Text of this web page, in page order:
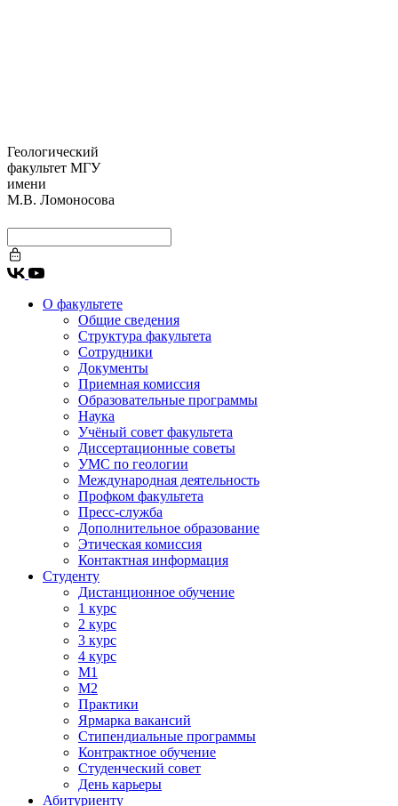
Геологический
факультет МГУ
имени
М.В. Ломоносова
О факультете
Общие сведения
Структура факультета
Сотрудники
Документы
Приемная комиссия
Образовательные программы
Наука
Учёный совет факультета
Диссертационные советы
УМС по геологии
Международная деятельность
Профком факультета
Пресс-служба
Дополнительное образование
Этическая комиссия
Контактная информация
Студенту
Дистанционное обучение
1 курс
2 курс
3 курс
4 курс
М1
М2
Практики
Ярмарка вакансий
Стипендиальные программы
Контрактное обучение
Студенческий совет
День карьеры
Абитуриенту